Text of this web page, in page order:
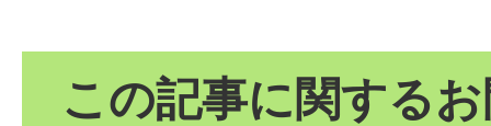
この記事に関する